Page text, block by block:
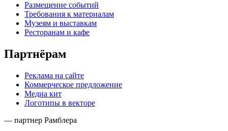
Размещение событий
Требования к материалам
Музеям и выставкам
Ресторанам и кафе
Партнёрам
Реклама на сайте
Коммерческое предложение
Медиа кит
Логотипы в векторе
— партнер Рамблера